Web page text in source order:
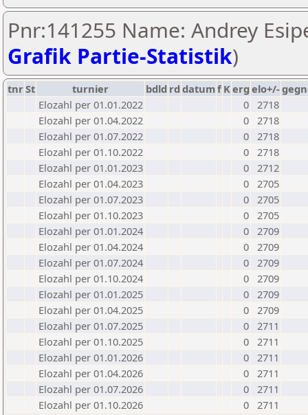
Pnr:141255 Name: Andrey
Grafik Partie-Statistik)
tnrSt turnier bdld rd datumf Kerg elo+/-
Elozahl per 01.01.2022
0 2718
Elozahl per 01.04.2022
0 2718
Elozahl per 01.07.2022
0 2718
Elozahl per 01.10.2022
0 2718
Elozahl per 01.01.2023
0 2712
Elozahl per 01.04.2023
0 2705
Elozahl per 01.07.2023
0 2705
Elozahl per 01.10.2023
0 2705
Elozahl per 01.01.2024
0 2709
Elozahl per 01.04.2024
0 2709
Elozahl per 01.07.2024
0 2709
Elozahl per 01.10.2024
0 2709
Elozahl per 01.01.2025
0 2709
Elozahl per 01.04.2025
0 2709
Elozahl per 01.07.2025
0 2711
Elozahl per 01.10.2025
0 2711
Elozahl per 01.01.2026
0 2711
Elozahl per 01.04.2026
0 2711
Elozahl per 01.07.2026
0 2711
Elozahl per 01.10.2026
0 2711